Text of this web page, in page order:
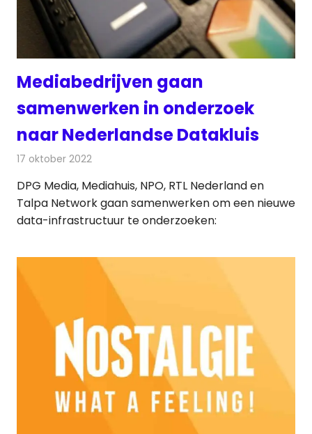
Mediabedrijven gaan
samenwerken in onderzoek
naar Nederlandse Datakluis
17 oktober 2022
DPG Media, Mediahuis, NPO, RTL Nederland en
Talpa Network gaan samenwerken om een nieuwe
data-infrastructuur te onderzoeken: